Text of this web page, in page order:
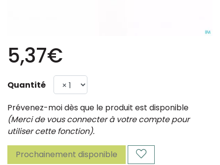
5,37€
Quantité
Prévenez-moi dès que le produit est disponible
(Merci de vous connecter à votre compte pour
utiliser cette fonction).
Prochainement disponible